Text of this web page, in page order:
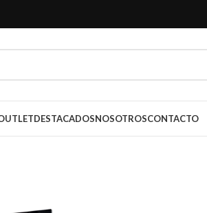
DESTACADOSNOSOTROSCONTACTO